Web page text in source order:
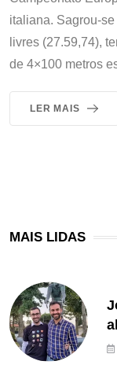
italiana. Sagrou-
livres (27.59,74),
de 4×100 metros
LER MAIS
MAIS LIDAS